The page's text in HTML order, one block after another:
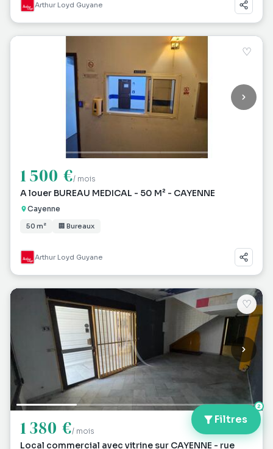
Filtres
2
Arthur Loyd Guyane
♡
1 500 €/ mois
A louer BUREAU MEDICAL - 50 M² - CAYENNE
Cayenne
50 m² 🏢 Bureaux
Arthur Loyd Guyane
♡
1 380 €/ mois
Local commercial avec vitrine sur CAYENNE - rue